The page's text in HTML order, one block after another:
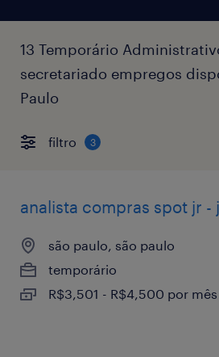
13 Temporário
secretariado empregos
Paulo
filtro 3
analista compras spot jr -
são paulo, são paulo
temporário
R$3,501 - R$4,500 por mês